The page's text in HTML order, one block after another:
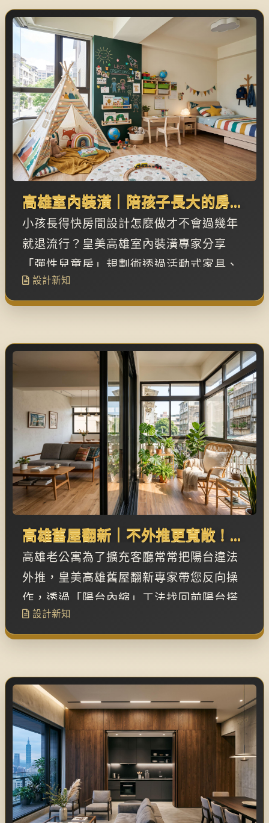
高雄室內裝潢｜陪孩子長大的房間
「彈性兒童房」設計與無毒材質挑
選
小孩長得快房間設計怎麼做才不會過幾年
就退流行？皇美高雄室內裝潢專家分享
「彈性兒童房」規劃術透過活動式家具、
無毒低甲醛綠建材以及創意黑板磁性牆打
造一個能隨著孩子年齡成長、變換風格的
設計新知
高雄舊屋翻新｜不外推更寬敞！老
屋「陽台內縮」打造超療癒日光溫
室
高雄老公寓為了擴充客廳常常把陽台違法
外推，皇美高雄舊屋翻新專家帶您反向操
作，透過「陽台內縮」工法找回前陽台搭
配落地玻璃與綠植佈置不僅解決漏水問題
更為客廳引進絕美的光影與呼吸感。
設計新知